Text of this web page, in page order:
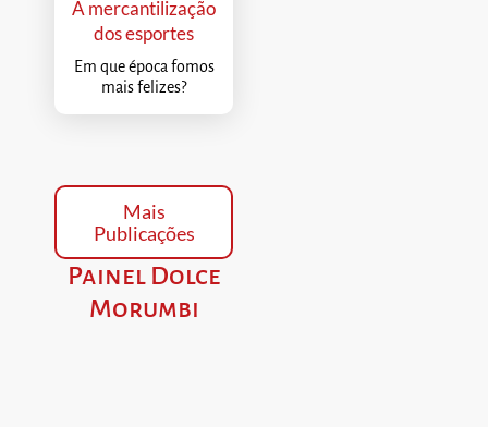
A mercantilização
dos esportes
Em que época fomos
mais felizes?
Mais
Publicações
Painel Dolce
Morumbi